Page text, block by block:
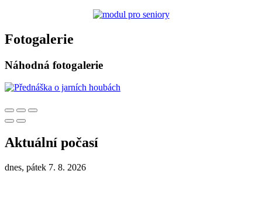
Fotogalerie
Náhodná fotogalerie
Aktuální počasí
dnes, pátek 7. 8. 2026